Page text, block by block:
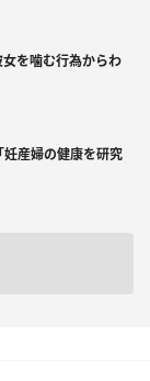
を噛む行為からわ
妊産婦の健康を研究